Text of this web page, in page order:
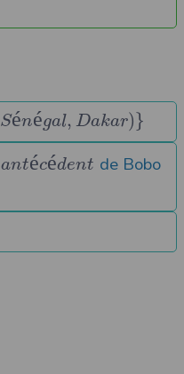
Sénégal, Dakar) }
antécédent de Bobo